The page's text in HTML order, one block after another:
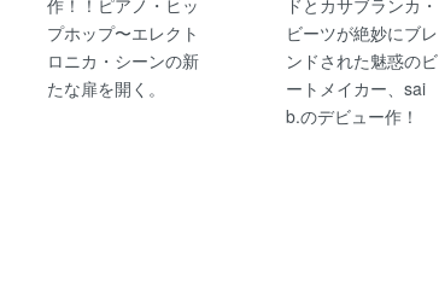
プホップ〜エレクト
ロニカ・シーンの新
たな扉を開く。
ビーツが絶妙にブレ
ンドされた魅惑のビ
ートメイカー、sai
b.のデビュー作！